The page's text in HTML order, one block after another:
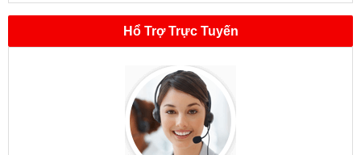
Hổ Trợ Trực Tuyến